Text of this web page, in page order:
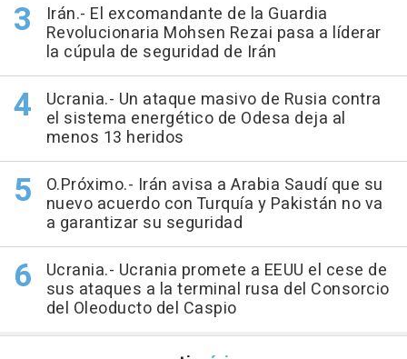
Irán.- El excomandante de la Guardia
Revolucionaria Mohsen Rezai pasa a líderar
la cúpula de seguridad de Irán
Ucrania.- Un ataque masivo de Rusia contra
el sistema energético de Odesa deja al
menos 13 heridos
O.Próximo.- Irán avisa a Arabia Saudí que su
nuevo acuerdo con Turquía y Pakistán no va
a garantizar su seguridad
Ucrania.- Ucrania promete a EEUU el cese de
sus ataques a la terminal rusa del Consorcio
del Oleoducto del Caspio